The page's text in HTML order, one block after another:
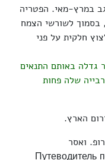
במרץ-מאי. הפטריה
חלקית על פני
באותם התנאים
שלה פחות
הארץ.
ואסר